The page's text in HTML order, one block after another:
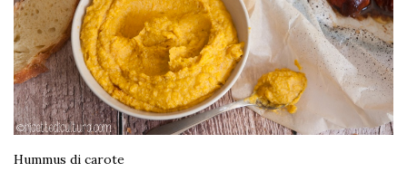
Hummus di carote